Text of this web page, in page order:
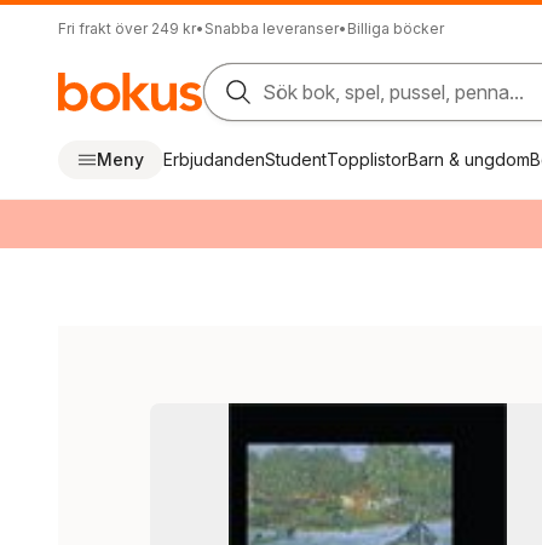
Fri frakt över 249 kr• Snabba leveranser• Billiga böcker
Sök bok, spel, pussel, penna...
Meny ErbjudandenStudentTopplistorBarn & ungdom